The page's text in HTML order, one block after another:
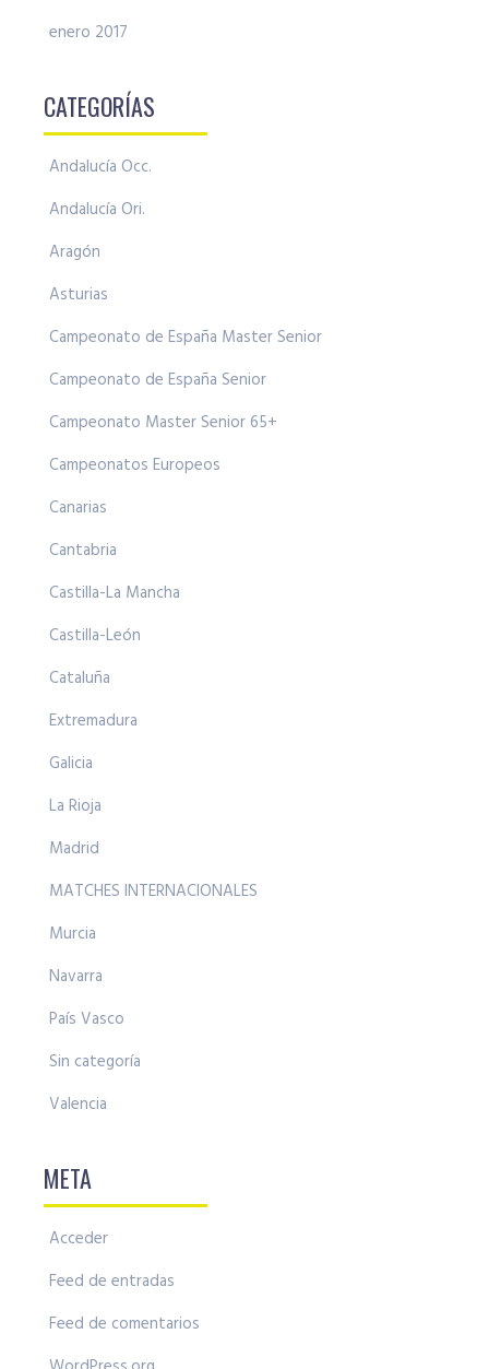
enero 2017
CATEGORÍAS
Andalucía Occ.
Andalucía Ori.
Aragón
Asturias
Campeonato de España Master Senior
Campeonato de España Senior
Campeonato Master Senior 65+
Campeonatos Europeos
Canarias
Cantabria
Castilla-La Mancha
Castilla-León
Cataluña
Extremadura
Galicia
La Rioja
Madrid
MATCHES INTERNACIONALES
Murcia
Navarra
País Vasco
Sin categoría
Valencia
META
Acceder
Feed de entradas
Feed de comentarios